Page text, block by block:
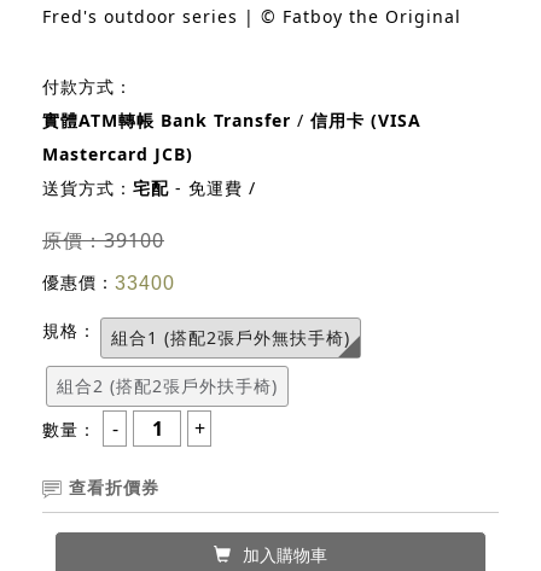
Fred's outdoor series | © Fatboy the Original
付款方式：
實體ATM轉帳 Bank Transfer / 信用卡 (VISA
Mastercard JCB)
送貨方式： 宅配 - 免運費 /
原價：39100
優惠價： 33400
規格： 組合1 (搭配2張戶外無扶手椅)
組合2 (搭配2張戶外扶手椅)
數量：
查看折價券
加入購物車